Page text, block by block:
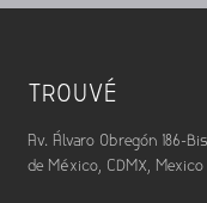
TROUVÉ
Av. Álvaro Obregón 186-
de México, CDMX, Mexico